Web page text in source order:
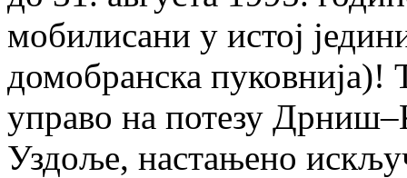
мобилисани у истој
домобранска пуковнија)!
управо на потезу
Уздоље, настањено